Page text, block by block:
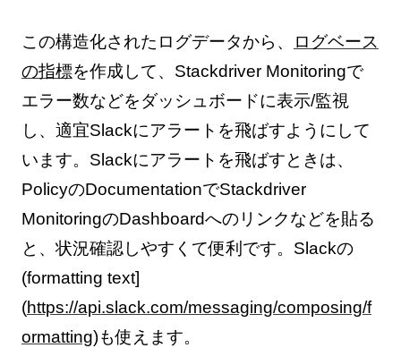
この構造化されたログデータから、
ログベース
の指標を作成して、Stackdriver Monitoringで
エラー数などをダッシュボードに表示/監視
し、適宜Slackにアラートを飛ばすようにして
います。Slackにアラートを飛ばすときは、
PolicyのDocumentationでStackdriver
MonitoringのDashboardへのリンクなどを貼る
と、状況確認しやすくて便利です。Slackの
(formatting text]
(https://api.slack.com/messaging/composing/f
ormatting)も使えます。